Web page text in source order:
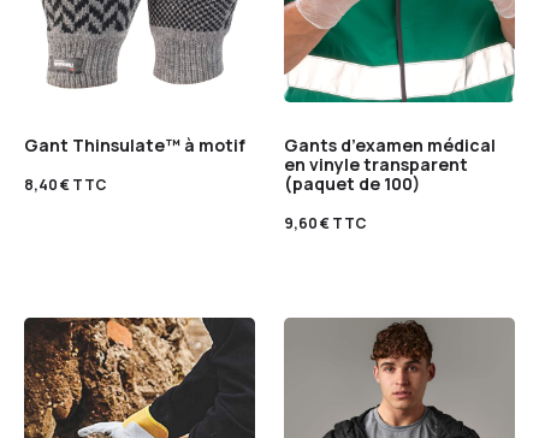
Gant Thinsulate™ à motif
8,40€TTC
Gants d’examen médical
en vinyle transparent
(paquet de 100)
9,60€TTC